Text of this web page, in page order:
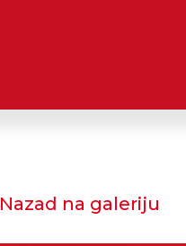
Nazad na galeriju